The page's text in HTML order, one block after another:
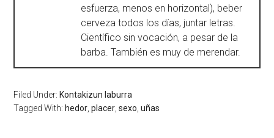
esfuerza, menos en horizontal), beber
cerveza todos los días, juntar letras.
Científico sin vocación, a pesar de la
barba. También es muy de merendar.
Filed Under: Kontakizun laburra
Tagged With: hedor ,placer ,sexo ,uñas